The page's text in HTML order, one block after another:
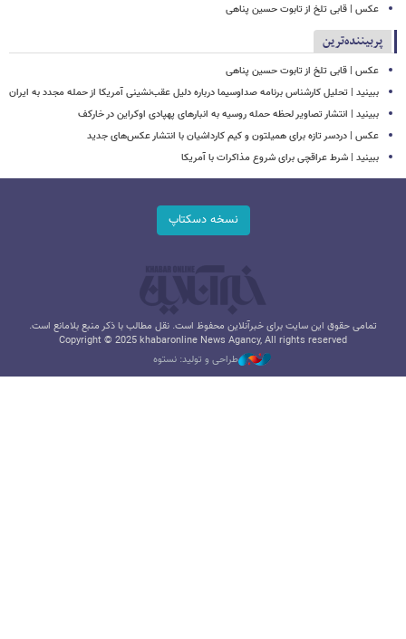
عکس | قابی تلخ از تابوت حسین پناهی
پربیننده‌ترین
عکس | قابی تلخ از تابوت حسین پناهی
ببینید | تحلیل کارشناس برنامه صداوسیما درباره دلیل عقب‌نشینی آمریکا از حمله مجدد به ایران
ببینید | انتشار تصاویر لحظه حمله روسیه به انبارهای پهپادی اوکراین در خارکف
عکس | دردسر تازه برای همیلتون و کیم کارداشیان با انتشار عکس‌های جدید
ببینید | شرط عراقچی برای شروع مذاکرات با آمریکا
نسخه دسکتاپ
تمامی حقوق این سایت برای خبرآنلاین محفوظ است. نقل مطالب با ذکر منبع بلامانع است.
Copyright © 2025 khabaronline News Agancy, All rights reserved
طراحی و تولید: نستوه